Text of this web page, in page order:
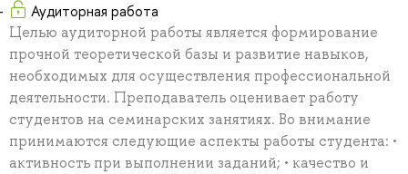
Аудиторная работа
Целью аудиторной работы является формирование
прочной теоретической базы и развитие навыков,
необходимых для осуществления профессиональной
деятельности. Преподаватель оценивает работу
студентов на семинарских занятиях. Во внимание
принимаются следующие аспекты работы студента: •
активность при выполнении заданий; • качество и